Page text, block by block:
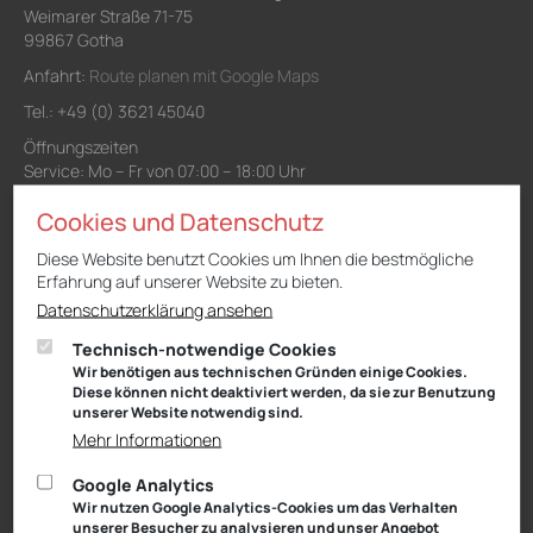
Weimarer Straße 71-75
99867 Gotha
Anfahrt: Route planen mit Google Maps
Tel.: +49 (0) 3621 45040
Öffnungszeiten
Service: Mo – Fr von 07:00 – 18:00 Uhr
Teiledienst: Mo – Fr von 07:00 – 17:00 Uhr
und Sa von 09:00 – 13:00 Uhr
Waschanlage: Mo – Fr von 07:00 – 18:00 Uhr
Niederlassung Gotha
Cyrusstraße 22
99867 Gotha
Anfahrt:Route planen mit Google Maps
Cookies und Datenschutz
Diese Website benutzt Cookies um Ihnen die bestmögliche
Erfahrung auf unserer Website zu bieten.
Datenschutzerklärung ansehen
Technisch-notwendige Cookies
Wir benötigen aus technischen Gründen einige Cookies.
Diese können nicht deaktiviert werden, da sie zur Benutzung
unserer Website notwendig sind.
Mehr Informationen
Google Analytics
Wir nutzen Google Analytics-Cookies um das Verhalten
unserer Besucher zu analysieren und unser Angebot